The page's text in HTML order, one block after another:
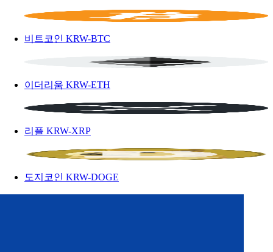
비트코인 KRW-BTC
이더리움 KRW-ETH
리플 KRW-XRP
도지코인 KRW-DOGE